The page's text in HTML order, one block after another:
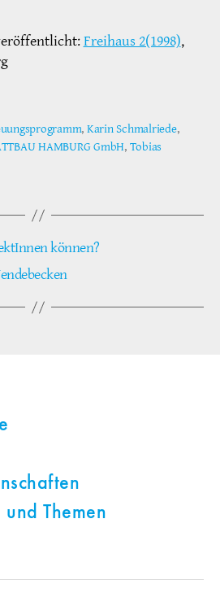
Freihaus 2(1998),
, Karin Schmalriede,
HAMBURG GmbH, Tobias
können?
Themen